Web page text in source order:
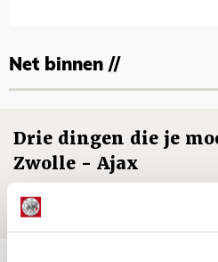
Net binnen //
Drie dingen die je
Zwolle - Ajax
NIEUWS